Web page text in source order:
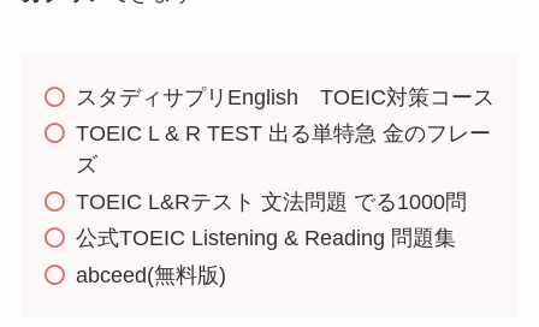
スタディサプリEnglish TOEIC対策コース
TOEIC L & R TEST 出る単特急 金のフレー
ズ
TOEIC L&Rテスト 文法問題 でる1000問
公式TOEIC Listening & Reading 問題集
abceed(無料版)